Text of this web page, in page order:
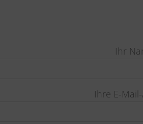
Ihr
Ihre E-